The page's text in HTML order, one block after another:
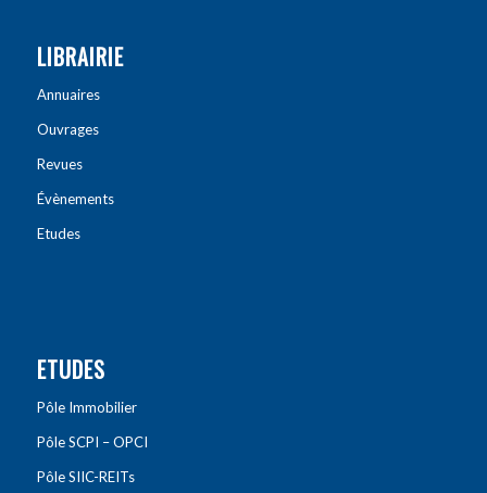
LIBRAIRIE
Annuaires
Ouvrages
Revues
Évènements
Etudes
ETUDES
Pôle Immobilier
Pôle SCPI – OPCI
Pôle SIIC-REITs